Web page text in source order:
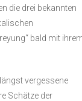
die drei bekannten
bald mit
vergessene
Schätze der